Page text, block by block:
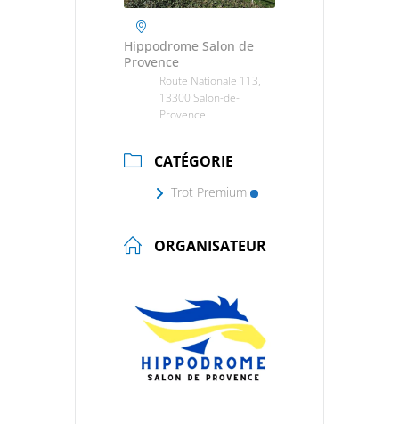
Hippodrome Salon de
Provence
Route Nationale 113,
13300 Salon-de-
Provence
CATÉGORIE
Trot Premium
ORGANISATEUR